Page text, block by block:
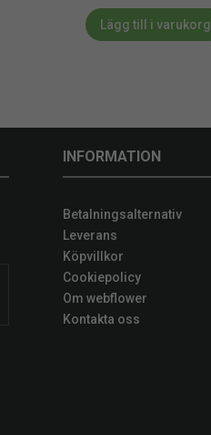
Lägg till i varukorg
INFORMATION
Betalningsalternativ
Leverans
Köpvillkor
Cookiepolicy
Om webflower
Kontakta oss